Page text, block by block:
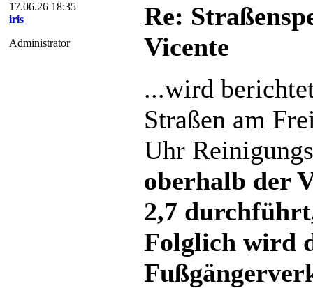
17.06.26 18:35
iris
Administrator
Re:
Vicente
...wird
Straßen am
Uhr
oberhalb der
2,7
Folglich wird